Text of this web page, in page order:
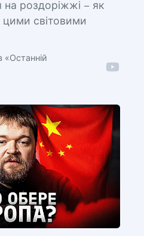
роздоріжжі – як
світовими
«Останній